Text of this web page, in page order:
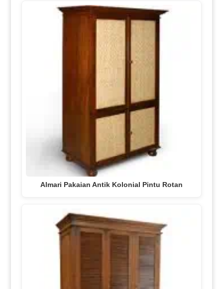
Almari Pakaian Antik Kolonial Pintu Rotan